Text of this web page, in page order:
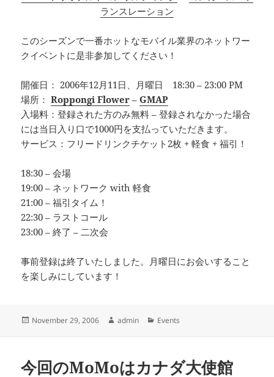
ランスレーション
このシーズンで一番ホットなモバイル業界のネットワー
クイベントに是非参加してください！
開催日： 2006年12月11日、月曜日 18:30 – 23:00 PM
場所：Roppongi Flower –GMAP
入場料：登録された方のみ無料 – 登録されなかった場合
には当日入り口で1000円を支払っていただきます。
サービス：フリードリンクチケット2枚 + 軽食 + 福引！
18:30 – 会場
19:00 – ネットワーク with 軽食
21:00 – 福引タイム！
22:30 – ラストコール
23:00 – 終了 – 二次会
事前登録は終了いたしました。月曜日にお会いすること
を楽しみにしています！
Posted
November 29, 2006 Author
admin Categories
Events
今回のMoMoはカナダ大使館